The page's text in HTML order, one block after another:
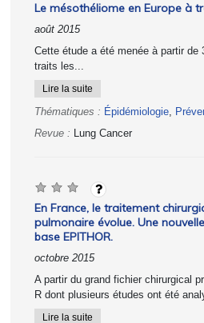
Le mésothéliome en Europe à
août 2015
Cette étude a été menée à partir de
traits les...
Lire la suite
Thématiques : Épidémiologie,
Revue : Lung Cancer
En France, le traitement
pulmonaire évolue. Une
base EPITHOR.
octobre 2015
A partir du grand fichier chirurgical
R dont plusieurs études ont été
Lire la suite